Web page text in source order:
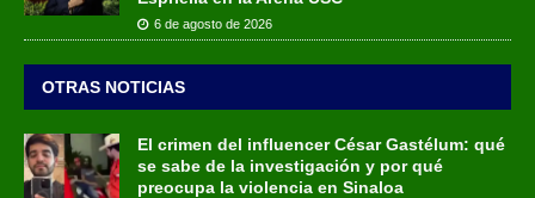
6 de agosto de 2026
OTRAS NOTICIAS
El crimen del influencer César Gastélum: qué
se sabe de la investigación y por qué
preocupa la violencia en Sinaloa